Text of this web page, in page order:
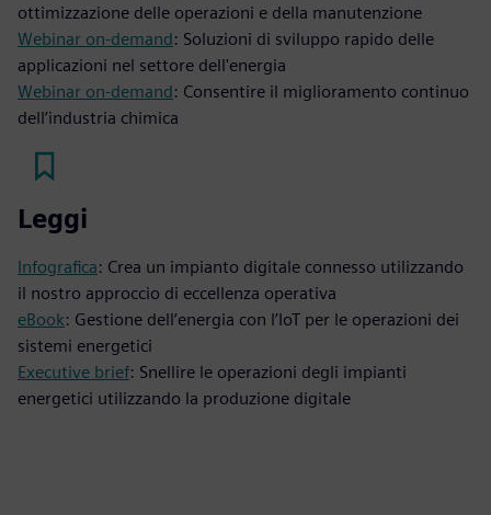
ottimizzazione delle operazioni e della manutenzione
Webinar on-demand: Soluzioni di sviluppo rapido delle
applicazioni nel settore dell'energia
Webinar on-demand: Consentire il miglioramento continuo
dell’industria chimica
Leggi
Infografica: Crea un impianto digitale connesso utilizzando
il nostro approccio di eccellenza operativa
eBook: Gestione dell’energia con l’IoT per le operazioni dei
sistemi energetici
Executive brief: Snellire le operazioni degli impianti
energetici utilizzando la produzione digitale